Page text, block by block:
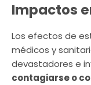
Impactos
Los efectos de
médicos y
devastadores e
contagiarse o